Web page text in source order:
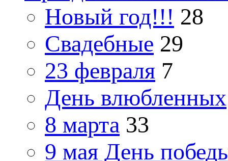
Новый год!!! 28
Свадебные 29
23 февраля 7
День влюбленных
8 марта 33
9 мая День